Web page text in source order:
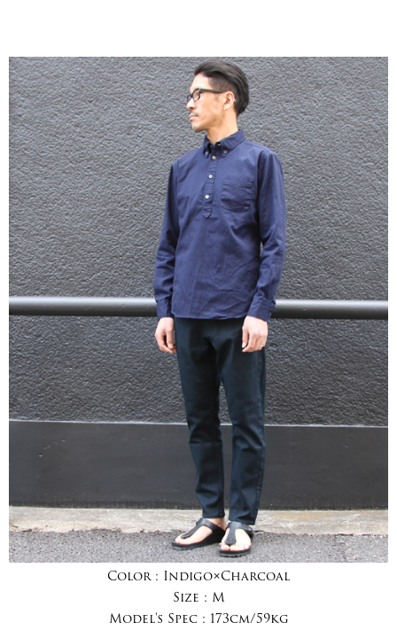
Color : Indigo×Charcoal
Size : M
Model's Spec : 173cm/59kg